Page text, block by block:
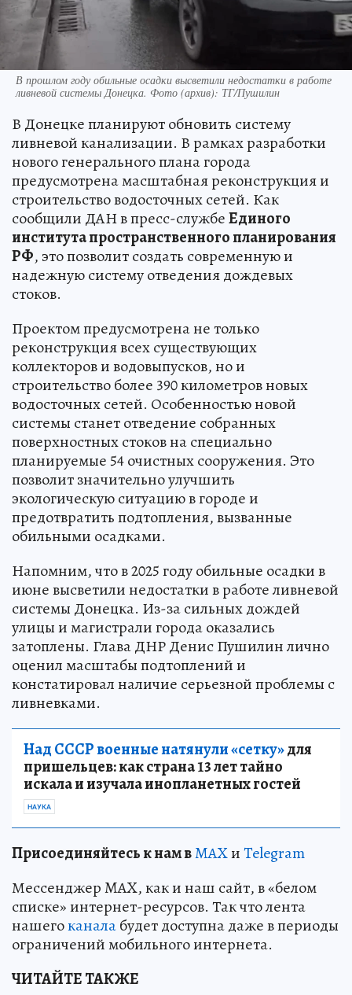
В прошлом году обильные осадки высветили недостатки в работе
ливневой системы Донецка. Фото (архив): ТГ/Пушилин
В Донецке планируют обновить систему
ливневой канализации. В рамках разработки
нового генерального плана города
предусмотрена масштабная реконструкция и
строительство водосточных сетей. Как
сообщили ДАН в пресс-службеЕдиного
института пространственного планирования
РФ, это позволит создать современную и
надежную систему отведения дождевых
стоков.
Проектом предусмотрена не только
реконструкция всех существующих
коллекторов и водовыпусков, но и
строительство более 390 километров новых
водосточных сетей. Особенностью новой
системы станет отведение собранных
поверхностных стоков на специально
планируемые 54 очистных сооружения. Это
позволит значительно улучшить
экологическую ситуацию в городе и
предотвратить подтопления, вызванные
обильными осадками.
Напомним, что в 2025 году обильные осадки в
июне высветили недостатки в работе ливневой
системы Донецка. Из-за сильных дождей
улицы и магистрали города оказались
затоплены. Глава ДНР Денис Пушилин лично
оценил масштабы подтоплений и
констатировал наличие серьезной проблемы с
ливневками.
Над СССР военные натянули «сетку»для
пришельцев: как страна 13 лет тайно
искала и изучала инопланетных гостей
НАУКА
Присоединяйтесь к нам вMAXиTelegram
Мессенджер MAX, как и наш сайт, в «белом
списке» интернет-ресурсов. Так что лента
нашегоканалабудет доступна даже в периоды
ограничений мобильного интернета.
ЧИТАЙТЕ ТАКЖЕ